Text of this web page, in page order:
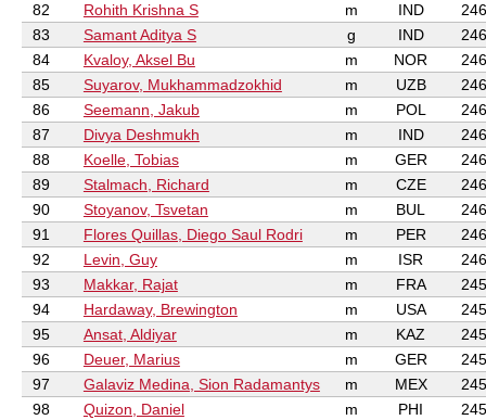
82
Rohith Krishna S m IND
83
Samant Aditya S g IND
84
Kvaloy, Aksel Bu m NOR
85
Suyarov, Mukhammadzokhid m UZB
86
Seemann, Jakub m POL
87
Divya Deshmukh m IND
88
Koelle, Tobias m GER
89
Stalmach, Richard m CZE
90
Stoyanov, Tsvetan m BUL
91
Flores Quillas, Diego Saul Rodri m PER
92
Levin, Guy m ISR
93
Makkar, Rajat m FRA
94
Hardaway, Brewington m USA
95
Ansat, Aldiyar m KAZ
96
Deuer, Marius m GER
97
Galaviz Medina, Sion Radamantys m MEX
98
Quizon, Daniel m PHI